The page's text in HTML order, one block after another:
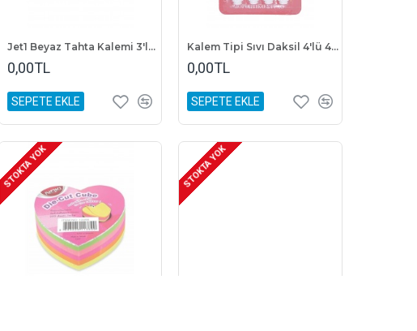
Jet1 Beyaz Tahta Kalemi 3'lü Set Siyah, Mavi, Kırmızı
0,00TL
SEPETE EKLE
Kalem Tipi Sıvı Daksil 4'lü 4x8ml
0,00TL
SEPETE EKLE
STOKTA YOK STOKTA YOK